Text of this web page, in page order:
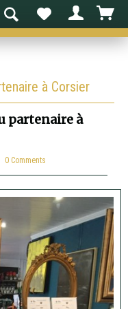
à Corsier
partenaire à
0 Comments